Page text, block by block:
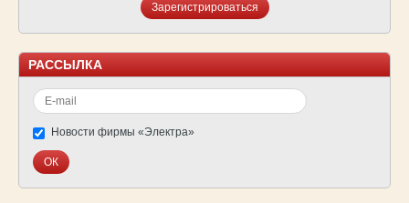
Зарегистрироваться
РАССЫЛКА
Новости фирмы «Электра»